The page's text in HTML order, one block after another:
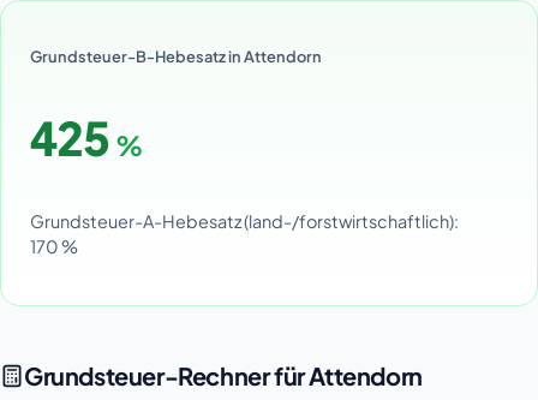
Grundsteuer-B-Hebesatz in Attendorn
425 %
Grundsteuer-A-Hebesatz (land-/forstwirtschaftlich):
170 %
Grundsteuer-Rechner für Attendorn